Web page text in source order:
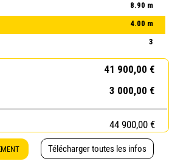
8.90 m
4.00 m
3
41 900,00 €
3 000,00 €
44 900,00 €
Télécharger toutes les infos